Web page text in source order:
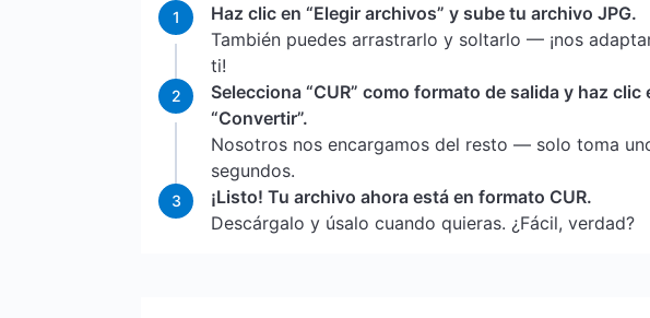
1
Haz clic en “Elegir archivos” y sube tu archivo JPG.
También puedes arrastrarlo y soltarlo — ¡nos
ti!
2
Selecciona “CUR” como formato de salida y haz clic
“Convertir”.
Nosotros nos encargamos del resto — solo toma
segundos.
3
¡Listo! Tu archivo ahora está en formato CUR.
Descárgalo y úsalo cuando quieras. ¿Fácil, verdad?